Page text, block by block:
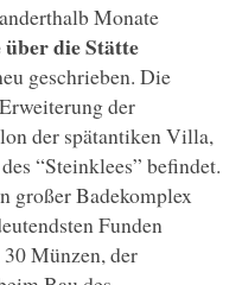
Monate
die Stätte
geschrieben. Die
der
der spätantiken Villa,
“Steinklees” befindet.
großer Badekomplex
Funden
Münzen, der